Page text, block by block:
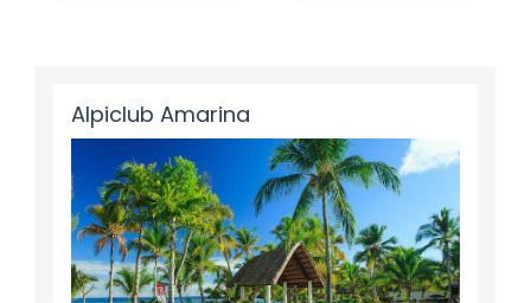
Alpiclub Amarina